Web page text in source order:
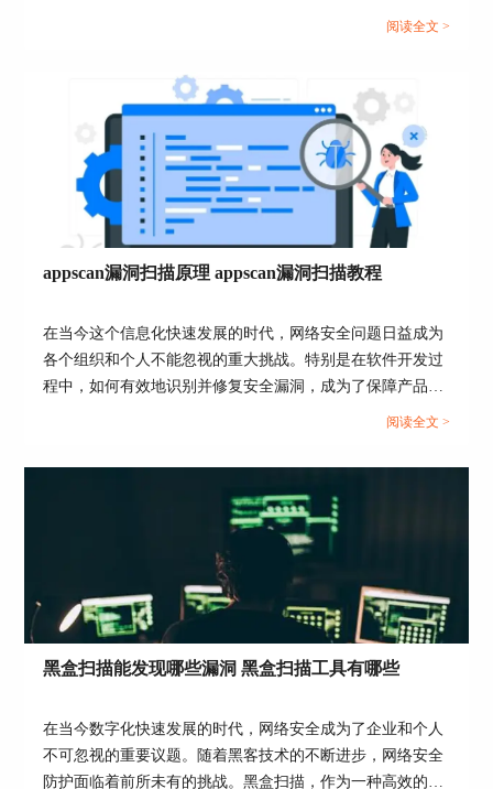
发团队应遵循安全编码的最佳实践，例如避免硬编
在的安全漏洞。同时，团队成员应受到安全意识培
训，以确保他们能够遵循安全编码实践。
4、自动化测试
自动化测试是一种有效的方式来确保代码的质量和
安全性。自动化测试可以帮助开发团队在代码提交
前进行自动化测试，以检测和诊断代码中的漏洞和
问题。
安全审计是一种评估和验证代码安全性的有效方
法。通过安全审计，可以对代码进行全面的评估和
审查，以确定可能存在的安全漏洞和问题。安全审
计可以通过内部审计、第三方审计等方式进行。
代码漏洞扫描是确保软件安全的关键步骤之一。通
过定期扫描、使用漏洞扫描工具、安全编码实践、
自动化测试以及安全审计等方法，开发团队可以确
段。漏洞扫描工具不仅可以发现系统和应用中的安全漏洞，
题，并探讨HCL Appscan漏洞扫描的特点有哪些。...
阅读全文 >
appscan漏洞扫描原理 appscan漏洞扫描教程
在当今这个信息化快速发展的时代，网络安全问题日益成为
各个组织和个人不能忽视的重大挑战。特别是在软件开发过
程中，如何有效地识别并修复安全漏洞，成为了保障产品质
量和用户信息安全的关键。IBM开发的appscan作为一款先进
其成为业内广受欢迎的选择。接下来，我们将探讨appscan的
工作原理和使用方法，以及评估其在实际操作中的简便程
度，旨在为读者提供一份全面而深入的指南。...
阅读全文 >
黑盒扫描能发现哪些漏洞 黑盒扫描工具有哪些
在当今数字化快速发展的时代，网络安全成为了企业和个人
不可忽视的重要议题。随着黑客技术的不断进步，网络安全
防护面临着前所未有的挑战。黑盒扫描，作为一种高效的安